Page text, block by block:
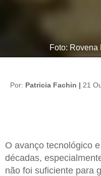
Foto: Rovena
Por: Patricia Fachin | 21
O avanço tecnológico
décadas,
não foi suficiente para